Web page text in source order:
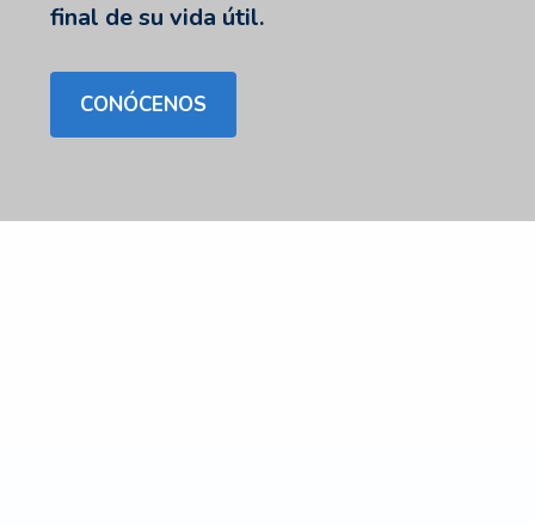
final de su vida útil.
CONÓCENOS